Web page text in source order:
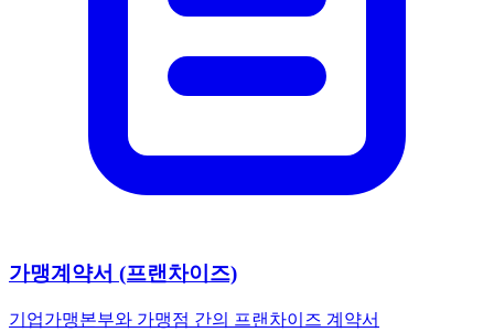
가맹계약서 (프랜차이즈)
기업가맹본부와 가맹점 간의 프랜차이즈 계약서